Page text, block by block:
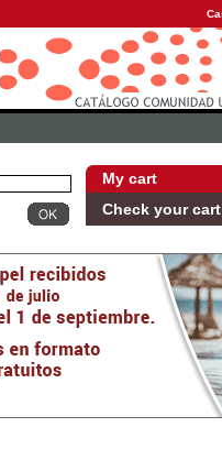
My cart
Check your cart